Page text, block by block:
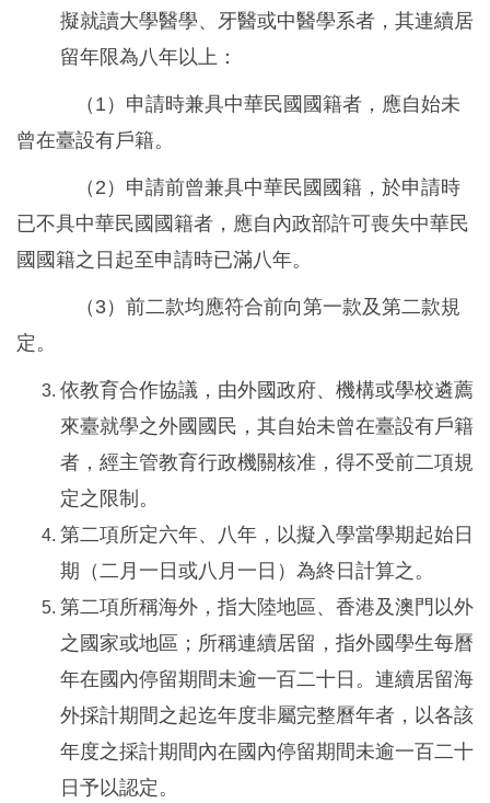
擬就讀大學醫學、牙醫或中醫學系者，其連續居
留年限為八年以上：
（1）申請時兼具中華民國國籍者，應自始未
曾在臺設有戶籍。
（2）申請前曾兼具中華民國國籍，於申請時
已不具中華民國國籍者，應自內政部許可喪失中華民
國國籍之日起至申請時已滿八年。
（3）前二款均應符合前向第一款及第二款規
定。
依教育合作協議，由外國政府、機構或學校遴薦
來臺就學之外國國民，其自始未曾在臺設有戶籍
者，經主管教育行政機關核准，得不受前二項規
定之限制。
第二項所定六年、八年，以擬入學當學期起始日
期（二月一日或八月一日）為終日計算之。
第二項所稱海外，指大陸地區、香港及澳門以外
之國家或地區；所稱連續居留，指外國學生每曆
年在國內停留期間未逾一百二十日。連續居留海
外採計期間之起迄年度非屬完整曆年者，以各該
年度之採計期間內在國內停留期間未逾一百二十
日予以認定。